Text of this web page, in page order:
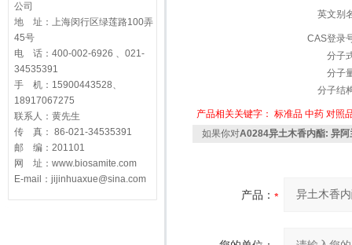
公司
地 址：上海闵行区绿莲路100弄
45号
电 话：400-002-6926 、021-
34535391
手 机：15900443528、
18917067275
联系人：黄先生
传 真： 86-021-34535391
邮 编：201101
网 址：www.biosamite.com
E-mail：jijinhuaxue@sina.com
英文别
CAS登录
分子
分子
分子结
产品相关关键字： 标准品 中药 对照
如果你对A0284异土木香内酯: 异阿
产品：